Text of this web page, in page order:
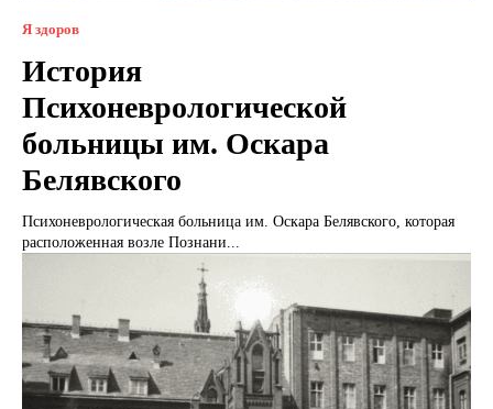
Я здоров
История
Психоневрологической
больницы им. Оскара
Белявского
Психоневрологическая больница им. Оскара Белявского, которая
расположенная возле Познани...